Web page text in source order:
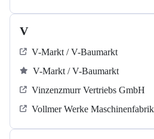
V
V-Markt / V-Baumarkt
V-Markt / V-Baumarkt
Vinzenzmurr Vertriebs GmbH
Vollmer Werke